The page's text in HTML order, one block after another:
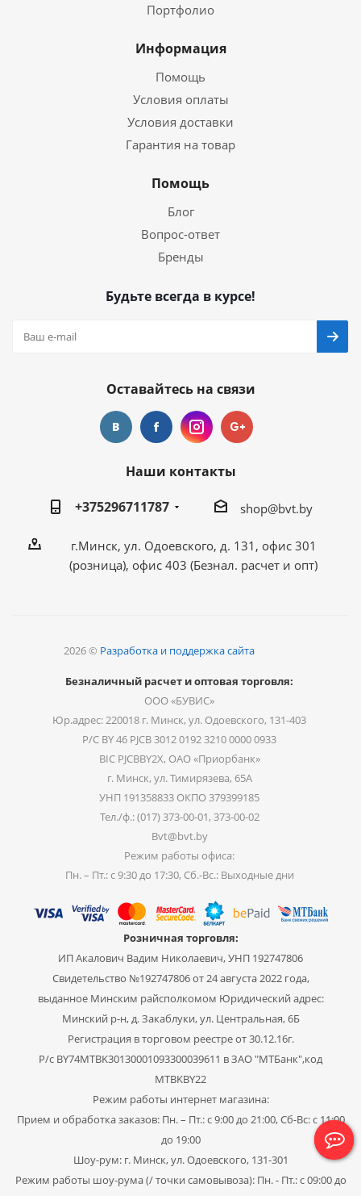
Портфолио
Информация
Помощь
Условия оплаты
Условия доставки
Гарантия на товар
Помощь
Блог
Вопрос-ответ
Бренды
Будьте всегда в курсе!
Оставайтесь на связи
Наши контакты
+375296711787
shop@bvt.by
г.Минск, ул. Одоевского, д. 131, офис 301
(розница), офис 403 (Безнал. расчет и опт)
2026 © Разработка и поддержка сайта
Безналичный расчет и оптовая торговля:
ООО «БУВИС»
Юр.адрес: 220018 г. Минск, ул. Одоевского, 131-403
Р/С BY 46 PJCB 3012 0192 3210 0000 0933
BIC PJCBBY2X, ОАО «Приорбанк»
г. Минск, ул. Тимирязева, 65А
УНП 191358833 ОКПО 379399185
Тел./ф.: (017) 373-00-01, 373-00-02
Bvt@bvt.by
Режим работы офиса:
Пн. – Пт.: с 9:30 до 17:30, Сб.-Вс.: Выходные дни
Розничная торговля:
ИП Акалович Вадим Николаевич, УНП 192747806
Свидетельство №192747806 от 24 августа 2022 года,
выданное Минским райсполкомом Юридический адрес:
Минский р-н, д. Закаблуки, ул. Центральная, 6Б
Регистрация в торговом реестре от 30.12.16г.
Р/с BY74MTBK30130001093300039611 в ЗАО "МТБанк",код
MTBKBY22
Режим работы интернет магазина:
Прием и обработка заказов: Пн. – Пт.: с 9:00 до 21:00, Сб-Вс: с 11:00
до 19:00
Шоу-рум: г. Минск, ул. Одоевского, 131-301
Режим работы шоу-рума (/ точки самовывоза): Пн. - Пт.: с 09:00 до